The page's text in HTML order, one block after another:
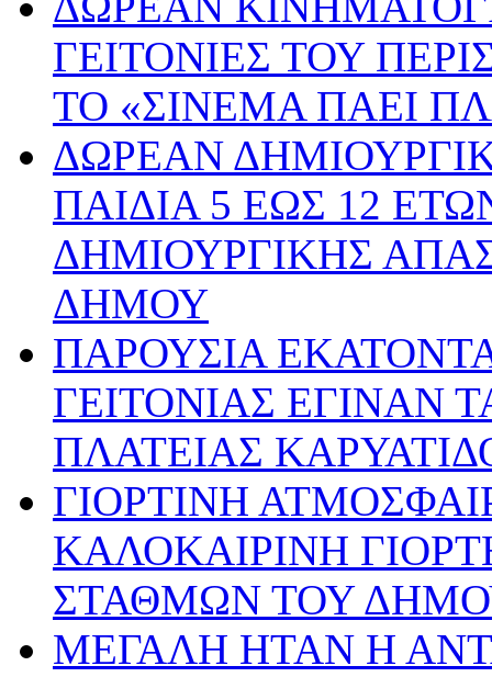
ΓΕΙΤΟΝΙΕΣ ΤΟΥ
ΤΟ «ΣΙΝΕΜΑ ΠΑΕΙ
ΔΩΡΕΑΝ
ΠΑΙΔΙΑ 5 ΕΩΣ 12
ΔΗΜΙΟΥΡΓΙΚΗΣ
ΔΗΜΟΥ
ΠΑΡΟΥΣΙΑ
ΓΕΙΤΟΝΙΑΣ ΕΓΙΝΑΝ
ΠΛΑΤΕΙΑΣ
ΓΙΟΡΤΙΝΗ
ΚΑΛΟΚΑΙΡΙΝΗ
ΣΤΑΘΜΩΝ ΤΟΥ
ΜΕΓΑΛΗ ΗΤΑΝ Η